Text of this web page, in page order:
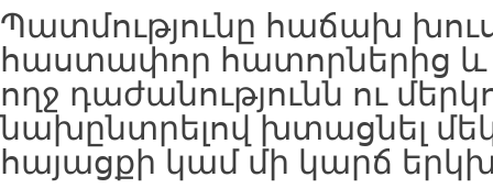
Պատմությունը հաճախ
հաստափոր հատորներից և
ողջ դաժանությունն ու
նախընտրելով խտացնել մեկ
հայացքի կամ մի կարճ